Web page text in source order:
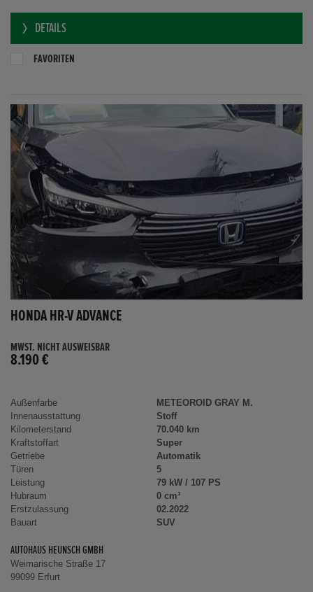
DETAILS
FAVORITEN
HONDA HR-V ADVANCE
MWST. NICHT AUSWEISBAR
8.190 €
Außenfarbe
METEOROID GRAY M.
Innenausstattung
Stoff
Kilometerstand
70.040 km
Kraftstoffart
Super
Getriebe
Automatik
Türen
5
Leistung
79 kW / 107 PS
Hubraum
0 cm³
Erstzulassung
02.2022
Bauart
SUV
AUTOHAUS HEUNSCH GMBH
Weimarische Straße 17
99099 Erfurt